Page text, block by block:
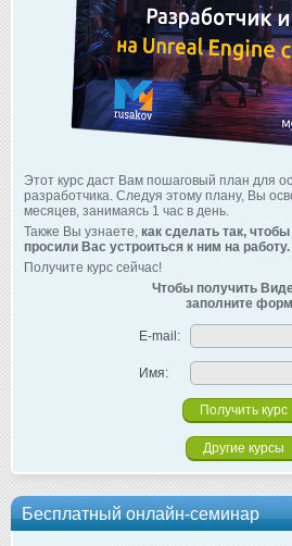
Этот курс даст Вам пошаговый план для
разработчика. Следуя этому плану, Вы
месяцев, занимаясь 1 час в день.
Также Вы узнаете, как сделать так,
просили Вас устроиться к ним на работу.
Получите курс сейчас!
Чтобы получить
заполните
E-mail:
Имя:
Другие курсы
Бесплатный онлайн-семинар